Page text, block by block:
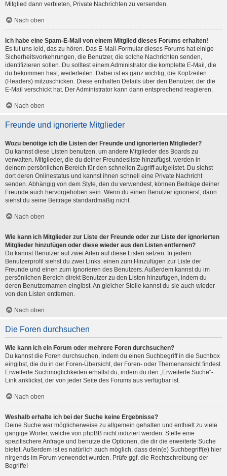
Mitglied dann verbieten, Private Nachrichten zu versenden.
Nach oben
Ich habe eine Spam-E-Mail von einem Mitglied dieses Forums erhalten!
Es tut uns leid, das zu hören. Das E-Mail-Formular dieses Forums hat einige
Sicherheitsvorkehrungen, die Benutzer, die solche Nachrichten senden,
identifizieren sollen. Du solltest einem Administrator die komplette E-Mail, die
du bekommen hast, weiterleiten. Dabei ist es ganz wichtig, die Kopfzeilen
(Headers) mitzuschicken. Diese enthalten Details über den Benutzer, der die
E-Mail verschickt hat. Der Administrator kann dann entsprechend reagieren.
Nach oben
Freunde und ignorierte Mitglieder
Wozu benötige ich die Listen der Freunde und ignorierten Mitglieder?
Du kannst diese Listen benutzen, um andere Mitglieder des Boards zu
verwalten. Mitglieder, die du deiner Freundesliste hinzufügst, werden in
deinem persönlichen Bereich für den schnellen Zugriff aufgelistet. Du siehst
dort deren Onlinestatus und kannst ihnen schnell eine Private Nachricht
senden. Abhängig von dem Style, den du verwendest, können Beiträge deiner
Freunde auch hervorgehoben sein. Wenn du einen Benutzer ignorierst, dann
siehst du seine Beiträge standardmäßig nicht.
Nach oben
Wie kann ich Mitglieder zur Liste der Freunde oder zur Liste der ignorierten
Mitglieder hinzufügen oder diese wieder aus den Listen entfernen?
Du kannst Benutzer auf zwei Arten auf diese Listen setzen: In jedem
Benutzerprofil siehst du zwei Links: einen zum Hinzufügen zur Liste der
Freunde und einen zum Ignorieren des Benutzers. Außerdem kannst du im
persönlichen Bereich direkt Benutzer zu den Listen hinzufügen, indem du
deren Benutzernamen eingibst. An gleicher Stelle kannst du sie auch wieder
von den Listen entfernen.
Nach oben
Die Foren durchsuchen
Wie kann ich ein Forum oder mehrere Foren durchsuchen?
Du kannst die Foren durchsuchen, indem du einen Suchbegriff in die Suchbox
eingibst, die du in der Foren-Übersicht, der Foren- oder Themenansicht findest.
Erweiterte Suchmöglichkeiten erhältst du, indem du den „Erweiterte Suche“-
Link anklickst, der von jeder Seite des Forums aus verfügbar ist.
Nach oben
Weshalb erhalte ich bei der Suche keine Ergebnisse?
Deine Suche war möglicherweise zu allgemein gehalten und enthielt zu viele
gängige Wörter, welche von phpBB nicht indiziert werden. Stelle eine
spezifischere Anfrage und benutze die Optionen, die dir die erweiterte Suche
bietet. Außerdem ist es natürlich auch möglich, dass dein(e) Suchbegriff(e) hier
nirgends im Forum verwendet wurden. Prüfe ggf. die Rechtschreibung der
Begriffe!